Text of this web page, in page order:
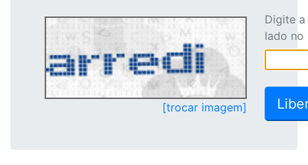
[trocar imagem]
Digite
lado no